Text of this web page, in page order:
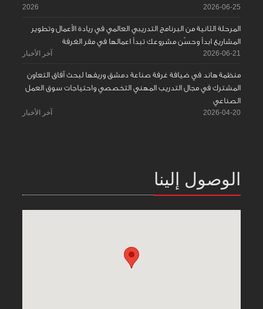
2026-06-25
2026
المرحلة الثانية من البرنامج التدريبي العالمي في ريادة الأعمال وتطوير
المشاريع ابدأ وحسّن مشروعك تبدأ اعمالها في مقر الغرفة
2026-06-21 آخر الأخبار
منظمة هاند في ضيافة غرفة صناعة دمشق وريفها لبحث آفاق التعاون
المشترك في مجال التدريب المهني التخصصي واحتياجات سوق العمل
الصناعي
2026-04-20 آخر الأخبار
الوصول إلينا